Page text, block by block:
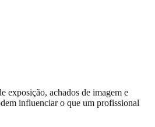
exposição, achados de imagem e
influenciar o que um profissional